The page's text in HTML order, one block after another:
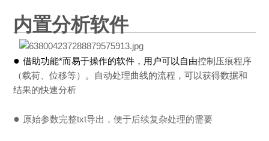
内置分析软件
●借助功能*而易于操作的软件，用户可以自由控制压痕程序
（载荷、位移等）。自动处理曲线的流程，可以获得数据和
结果的快速分析
● 原始参数完整txt导出，便于后续复杂处理的需要